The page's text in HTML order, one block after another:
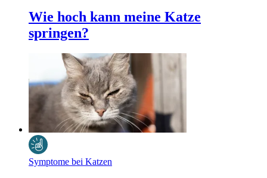
Wie hoch kann meine Katze
springen?
Symptome bei Katzen